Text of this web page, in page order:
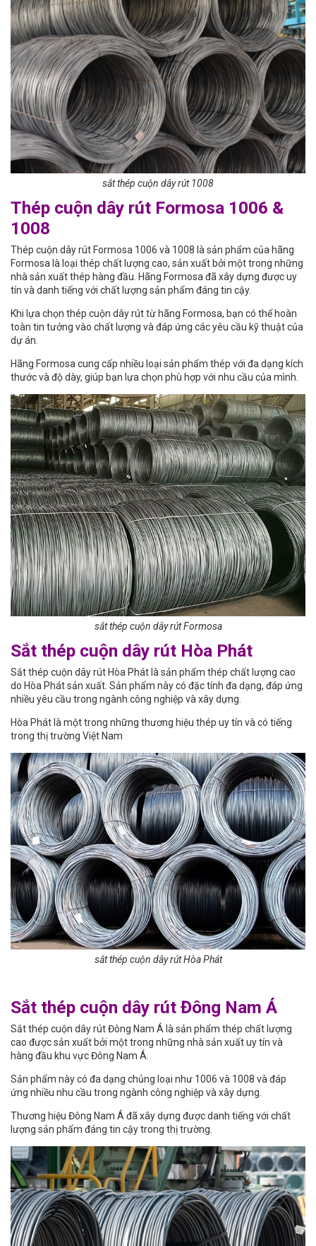
sắt thép cuộn dây rút 1008
Thép cuộn dây rút Formosa 1006 &
1008
Thép cuộn dây rút Formosa 1006 và 1008 là sản phẩm của hãng
Formosa là loại thép chất lượng cao, sản xuất bởi một trong những
nhà sản xuất thép hàng đầu. Hãng Formosa đã xây dựng được uy
tín và danh tiếng với chất lượng sản phẩm đáng tin cậy.
Khi lựa chọn thép cuộn dây rút từ hãng Formosa, bạn có thể hoàn
toàn tin tưởng vào chất lượng và đáp ứng các yêu cầu kỹ thuật của
dự án.
Hãng Formosa cung cấp nhiều loại sản phẩm thép với đa dạng kích
thước và độ dày, giúp bạn lựa chọn phù hợp với nhu cầu của mình.
sắt thép cuộn dây rút Formosa
Sắt thép cuộn dây rút Hòa Phát
Sắt thép cuộn dây rút Hòa Phát là sản phẩm thép chất lượng cao
do Hòa Phát sản xuất. Sản phẩm này có đặc tính đa dạng, đáp ứng
nhiều yêu cầu trong ngành công nghiệp và xây dựng.
Hòa Phát là một trong những thương hiệu thép uy tín và có tiếng
trong thị trường Việt Nam
sắt thép cuộn dây rút Hòa Phát
Sắt thép cuộn dây rút Đông Nam Á
Sắt thép cuộn dây rút Đông Nam Á là sản phẩm thép chất lượng
cao được sản xuất bởi một trong những nhà sản xuất uy tín và
hàng đầu khu vực Đông Nam Á.
Sản phẩm này có đa dạng chủng loại như 1006 và 1008 và đáp
ứng nhiều nhu cầu trong ngành công nghiệp và xây dựng.
Thương hiệu Đông Nam Á đã xây dựng được danh tiếng với chất
lượng sản phẩm đáng tin cậy trong thị trường.